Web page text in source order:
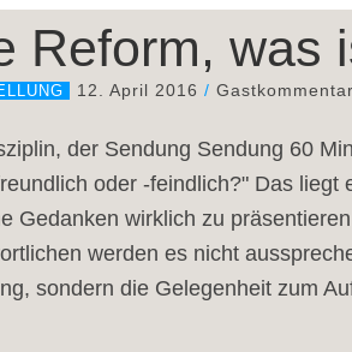
Reform, was
12. April 2016 /
der Sendung Sendung 60
oder -feindlich?" Das
Gedanken wirklich zu
werden es nicht
sondern die Gelegenheit zum